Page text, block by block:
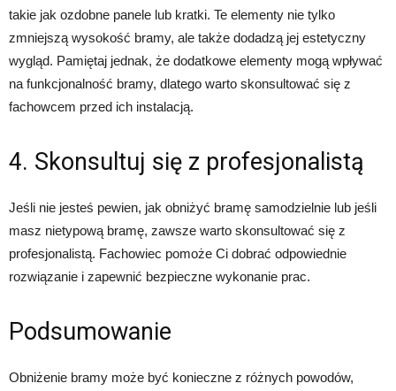
takie jak ozdobne panele lub kratki. Te elementy nie tylko
zmniejszą wysokość bramy, ale także dodadzą jej estetyczny
wygląd. Pamiętaj jednak, że dodatkowe elementy mogą wpływać
na funkcjonalność bramy, dlatego warto skonsultować się z
fachowcem przed ich instalacją.
4. Skonsultuj się z profesjonalistą
Jeśli nie jesteś pewien, jak obniżyć bramę samodzielnie lub jeśli
masz nietypową bramę, zawsze warto skonsultować się z
profesjonalistą. Fachowiec pomoże Ci dobrać odpowiednie
rozwiązanie i zapewnić bezpieczne wykonanie prac.
Podsumowanie
Obniżenie bramy może być konieczne z różnych powodów,